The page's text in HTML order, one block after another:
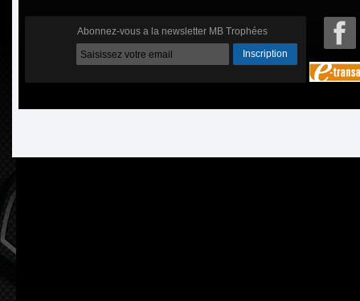
Abonnez-vous a la newsletter MB Trophées
Inscription